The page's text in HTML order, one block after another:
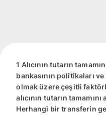
1 Alıcının tutarın
bankasının politikaları
olmak üzere çeşitli
alıcının tutarın
Herhangi bir transferin